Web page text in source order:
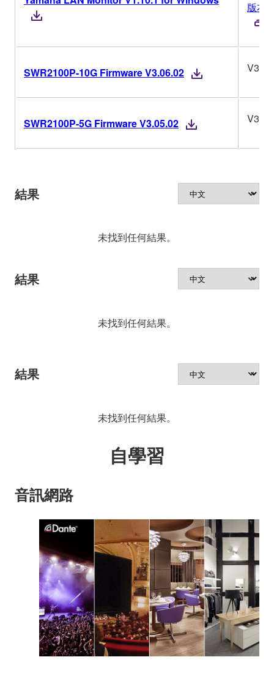
版本
SWR2100P-10G Firmware V3.06.02
SWR2100P-5G Firmware V3.05.02
結果
未找到任何結果。
結果
未找到任何結果。
結果
未找到任何結果。
自學習
音訊網路